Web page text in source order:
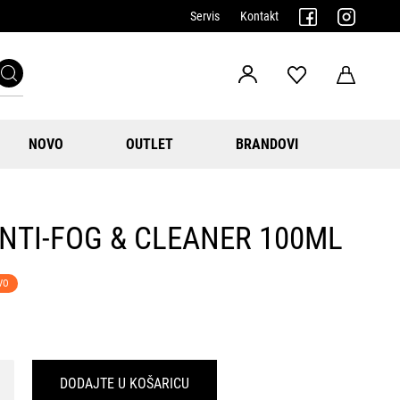
Servis Kontakt
NOVO OUTLET BRANDOVI
FOG & CLEANER 100ML
DODAJTE U KOŠARICU